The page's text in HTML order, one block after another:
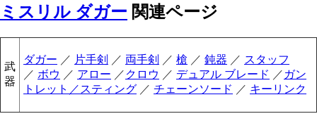
ミスリル ダガー 関連ページ
武
器
ダガー ／ 片手剣 ／ 両手剣 ／ 槍 ／ 鈍器 ／ スタッフ
／ ボウ ／ アロー ／ クロウ ／ デュアル ブレード ／ ガン
トレット／スティング ／ チェーンソード ／ キーリンク